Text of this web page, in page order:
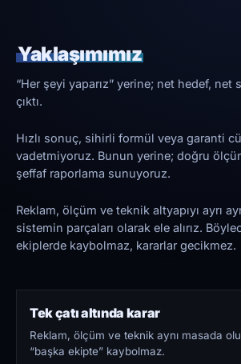
Yaklaşımımız
“Her şeyi yaparız” yerine; net hedef, net
çıktı.
Hızlı sonuç, sihirli formül veya garanti
vadetmiyoruz. Bunun yerine; doğru
şeffaf raporlama sunuyoruz.
Reklam, ölçüm ve teknik altyapıyı ayrı
sistemin parçaları olarak ele alırız.
ekiplerde kaybolmaz, kararlar gecikmez.
Tek çatı altında karar
Reklam, ölçüm ve teknik aynı masada
“başka ekipte” kaybolmaz.